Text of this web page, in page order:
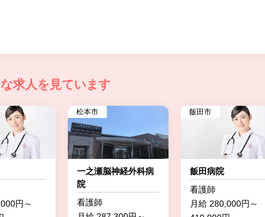
求人を見ています
円～
松本市
一之瀬脳神経外科病
院
看護師
飯田市
飯田病院
看護師
月給 280,000円～